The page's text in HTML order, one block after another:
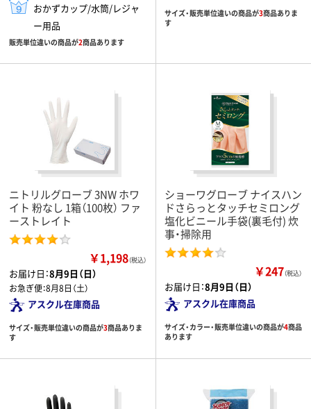
おかずカップ/水筒/レジャ
ー用品
販売単位違いの商品が2商品あります
サイズ・販売単位違いの商品が3商品ありま
す
ニトリルグローブ 3NW ホワ
イト 粉なし 1箱（100枚） ファ
ーストレイト
￥1,198（税込）
お届け日：8月9日（日）
お急ぎ便：8月8日（土）
アスクル在庫商品
サイズ・販売単位違いの商品が3商品ありま
す
ショーワグローブ ナイスハン
ドさらっとタッチセミロング
塩化ビニール手袋(裏毛付) 炊
事・掃除用
￥247（税込）
お届け日：8月9日（日）
アスクル在庫商品
サイズ・カラー・販売単位違いの商品が4商品
あります